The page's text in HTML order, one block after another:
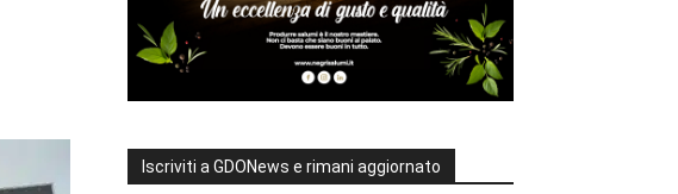
Iscriviti a GDONews e rimani aggiornato